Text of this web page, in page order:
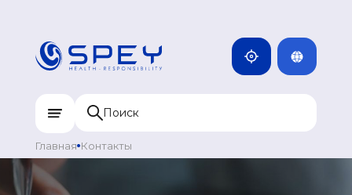
МОНГОЛИЯ
ДОМИНИКАН
MNG
Главная Контакты